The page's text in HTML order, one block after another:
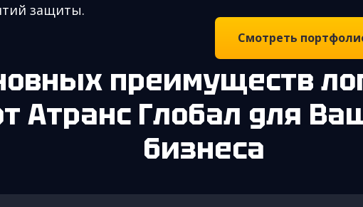
защиты.
Смотреть
Атранс Глобал для
бизнеса